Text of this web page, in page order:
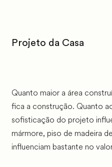
Projeto da Casa
Quanto maior a área
fica a construção. Quanto
sofisticação do projeto
mármore, piso de madeira
influenciam bastante no